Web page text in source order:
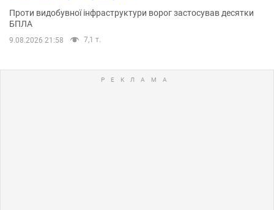
Проти видобувної інфраструктури ворог застосував десятки
БПЛА
9.08.2026 21:58 7,1 т.